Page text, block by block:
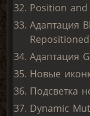
Position
Адаптация
Repositioned
Адаптация
Новые
Подсветка
Dynamic